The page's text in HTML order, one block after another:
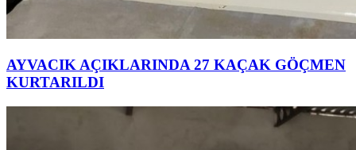
AYVACIK AÇIKLARINDA 27 KAÇAK GÖÇMEN
KURTARILDI